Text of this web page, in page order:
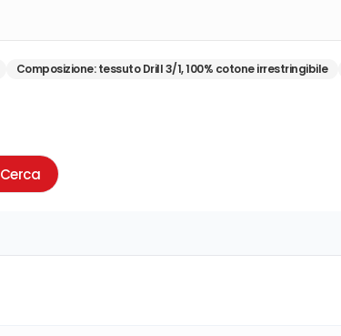
Composizione:tessuto Drill 3/1, 100% cotone irrestringibile
Cerca